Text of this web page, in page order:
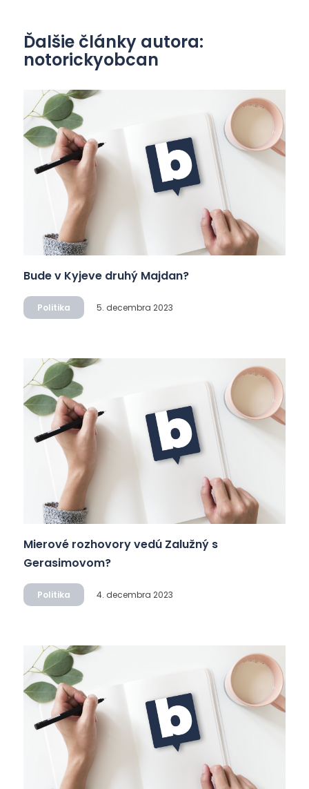
Ďalšie články autora:
notorickyobcan
Bude v Kyjeve druhý Majdan?
Politika 5. decembra 2023
Mierové rozhovory vedú Zalužný s
Gerasimovom?
Politika 4. decembra 2023